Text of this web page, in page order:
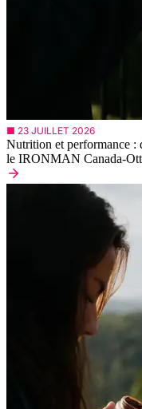
■ 23 JUILLET 2026
Nutrition et performance :
le IRONMAN Canada-